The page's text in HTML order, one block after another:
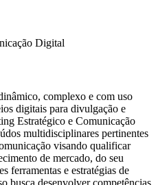
complexo e com uso
digitais para divulgação e
Estratégico e Comunicação
multidisciplinares pertinentes
visando qualificar
de mercado, do seu
ferramentas e estratégias de